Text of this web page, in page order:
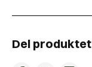
Del produktet